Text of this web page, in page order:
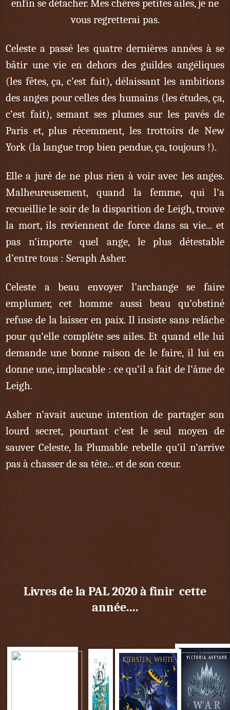
enfin se détacher. Mes chères petites ailes, je ne
vous regretterai pas.
Celeste a passé les quatre dernières années à se
bâtir une vie en dehors des guildes angéliques
(les fêtes, ça, c’est fait), délaissant les ambitions
des anges pour celles des humains (les études, ça,
c’est fait), semant ses plumes sur les pavés de
Paris et, plus récemment, les trottoirs de New
York (la langue trop bien pendue, ça, toujours !).
Elle a juré de ne plus rien à voir avec les anges.
Malheureusement, quand la femme, qui l’a
recueillie le soir de la disparition de Leigh, trouve
la mort, ils reviennent de force dans sa vie... et
pas n’importe quel ange, le plus détestable
d’entre tous : Seraph Asher.
Celeste a beau envoyer l’archange se faire
emplumer, cet homme aussi beau qu’obstiné
refuse de la laisser en paix. Il insiste sans relâche
pour qu’elle complète ses ailes. Et quand elle lui
demande une bonne raison de le faire, il lui en
donne une, implacable : ce qu’il a fait de l’âme de
Leigh.
Asher n’avait aucune intention de partager son
lourd secret, pourtant c’est le seul moyen de
sauver Celeste, la Plumable rebelle qu’il n’arrive
pas à chasser de sa tête... et de son cœur.
Livres de la PAL 2020 à finir cette
année....